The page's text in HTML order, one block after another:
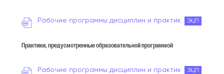
Рабочие программы дисциплин и практик ЭЦП
Практики, предусмотренные образовательной программой
Рабочие программы дисциплин и практик ЭЦП